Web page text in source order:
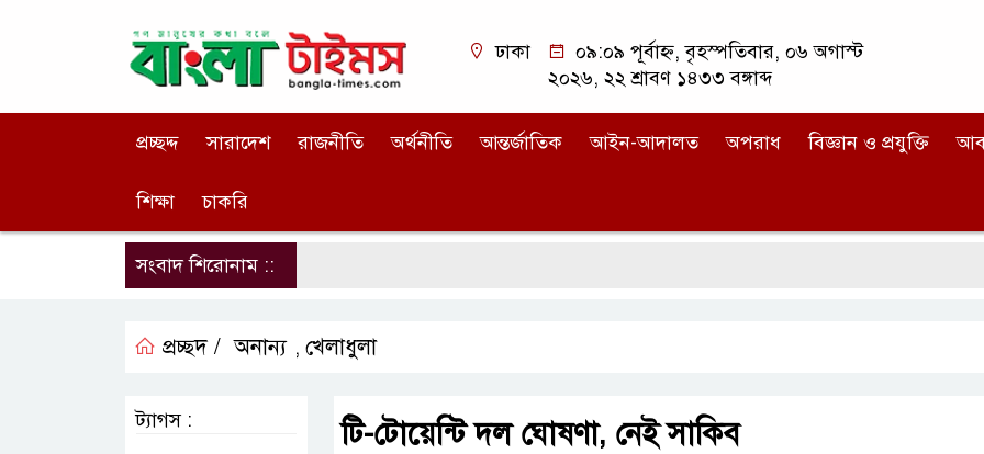
ঢাকা
০৯:০৯ পূর্বাহ্ন, বৃহস্পতিবার, ০৬ অগাস্ট
২০২৬, ২২ শ্রাবণ ১৪৩৩ বঙ্গাব্দ
প্রচ্ছদ্দ সারাদেশ রাজনীতি অর্থনীতি আন্তর্জাতিক আইন-আদালত অপরাধ বিজ্ঞান ও প্রযুক্তি
শিক্ষা চাকরি
সংবাদ শিরোনাম ::
প্রচ্ছদ / অনান্য , খেলাধুলা
টি-টোয়েন্টি দল ঘোষণা, নেই সাকিব
ট্যাগস :